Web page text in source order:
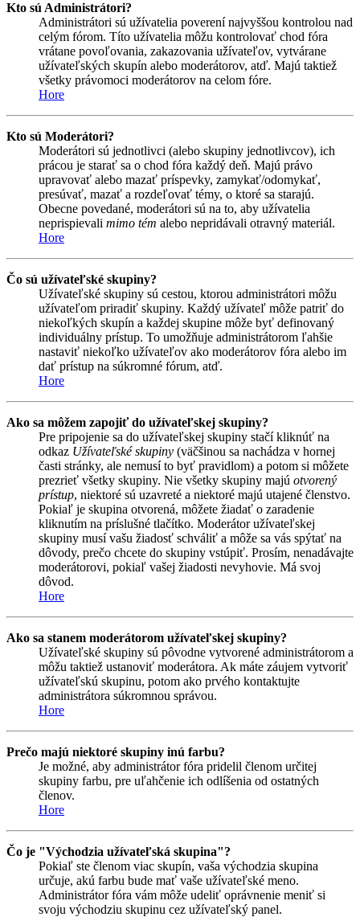
Kto sú Administrátori?
Administrátori sú užívatelia poverení najvyššou kontrolou nad
celým fórom. Títo užívatelia môžu kontrolovať chod fóra
vrátane povoľovania, zakazovania užívateľov, vytvárane
užívateľských skupín alebo moderátorov, atď. Majú taktiež
všetky právomoci moderátorov na celom fóre.
Hore
Kto sú Moderátori?
Moderátori sú jednotlivci (alebo skupiny jednotlivcov), ich
prácou je starať sa o chod fóra každý deň. Majú právo
upravovať alebo mazať príspevky, zamykať/odomykať,
presúvať, mazať a rozdeľovať témy, o ktoré sa starajú.
Obecne povedané, moderátori sú na to, aby užívatelia
neprispievali mimo tém alebo nepridávali otravný materiál.
Hore
Čo sú užívateľské skupiny?
Užívateľské skupiny sú cestou, ktorou administrátori môžu
užívateľom priradiť skupiny. Každý užívateľ môže patriť do
niekoľkých skupín a každej skupine môže byť definovaný
individuálny prístup. To umožňuje administrátorom ľahšie
nastaviť niekoľko užívateľov ako moderátorov fóra alebo im
dať prístup na súkromné fórum, atď.
Hore
Ako sa môžem zapojiť do užívateľskej skupiny?
Pre pripojenie sa do užívateľskej skupiny stačí kliknúť na
odkaz Užívateľské skupiny (väčšinou sa nachádza v hornej
časti stránky, ale nemusí to byť pravidlom) a potom si môžete
prezrieť všetky skupiny. Nie všetky skupiny majú otvorený
prístup, niektoré sú uzavreté a niektoré majú utajené členstvo.
Pokiaľ je skupina otvorená, môžete žiadať o zaradenie
kliknutím na príslušné tlačítko. Moderátor užívateľskej
skupiny musí vašu žiadosť schváliť a môže sa vás spýtať na
dôvody, prečo chcete do skupiny vstúpiť. Prosím, nenadávajte
moderátorovi, pokiaľ vašej žiadosti nevyhovie. Má svoj
dôvod.
Hore
Ako sa stanem moderátorom užívateľskej skupiny?
Užívateľské skupiny sú pôvodne vytvorené administrátorom a
môžu taktiež ustanoviť moderátora. Ak máte záujem vytvoriť
užívateľskú skupinu, potom ako prvého kontaktujte
administrátora súkromnou správou.
Hore
Prečo majú niektoré skupiny inú farbu?
Je možné, aby administrátor fóra pridelil členom určitej
skupiny farbu, pre uľahčenie ich odlíšenia od ostatných
členov.
Hore
Čo je "Východzia užívateľská skupina"?
Pokiaľ ste členom viac skupín, vaša východzia skupina
určuje, akú farbu bude mať vaše užívateľské meno.
Administrátor fóra vám môže udeliť oprávnenie meniť si
svoju východziu skupinu cez užívateľský panel.